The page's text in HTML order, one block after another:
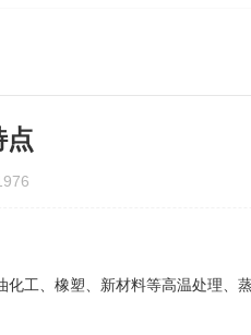
点
工、橡塑、新材料等高温处理、